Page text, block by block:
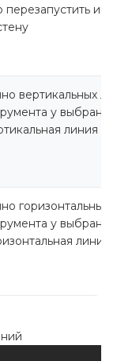
вертикальных
у
линия
горизонтальных
у
линия